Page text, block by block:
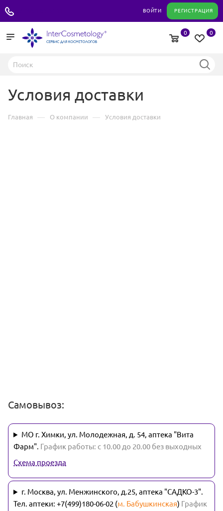
ВОЙТИ РЕГИСТРАЦИЯ
0
0
Условия доставки
Главная — О компании — Условия доставки
Самовывоз:
МО г. Химки, ул. Молодежная, д. 54, аптека "Вита
Фарм". График работы: с 10.00 до 20.00 без выходных
Схема проезда
г. Москва, ул. Менжинского, д.25, аптека "САДКО-3".
Тел. аптеки: +7(499)180-06-02 (м. Бабушкинская) График